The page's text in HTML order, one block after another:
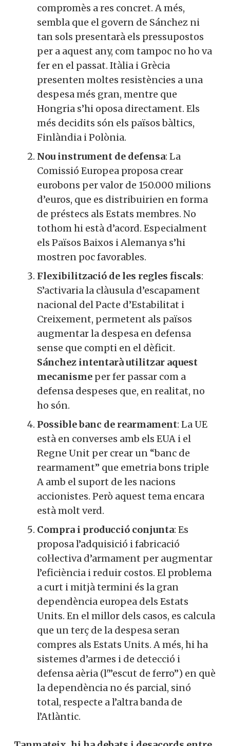
compromès a res concret. A més,
sembla que el govern de Sánchez ni
tan sols presentarà els pressupostos
per a aquest any, com tampoc no ho va
fer en el passat. Itàlia i Grècia
presenten moltes resistències a una
despesa més gran, mentre que
Hongria s’hi oposa directament. Els
més decidits són els països bàltics,
Finlàndia i Polònia.
Nou instrument de defensa: La
Comissió Europea proposa crear
eurobons per valor de 150.000 milions
d’euros, que es distribuirien en forma
de préstecs als Estats membres. No
tothom hi està d’acord. Especialment
els Països Baixos i Alemanya s’hi
mostren poc favorables.
Flexibilització de les regles fiscals:
S’activaria la clàusula d’escapament
nacional del Pacte d’Estabilitat i
Creixement, permetent als països
augmentar la despesa en defensa
sense que compti en el dèficit.
Sánchez intentarà utilitzar aquest
mecanisme per fer passar com a
defensa despeses que, en realitat, no
ho són.
Possible banc de rearmament: La UE
està en converses amb els EUA i el
Regne Unit per crear un “banc de
rearmament” que emetria bons triple
A amb el suport de les nacions
accionistes. Però aquest tema encara
està molt verd.
Compra i producció conjunta: Es
proposa l’adquisició i fabricació
col·lectiva d’armament per augmentar
l’eficiència i reduir costos. El problema
a curt i mitjà termini és la gran
dependència europea dels Estats
Units. En el millor dels casos, es calcula
que un terç de la despesa seran
compres als Estats Units. A més, hi ha
sistemes d’armes i de detecció i
defensa aèria (l'”escut de ferro”) en què
la dependència no és parcial, sinó
total, respecte a l’altra banda de
l’Atlàntic.